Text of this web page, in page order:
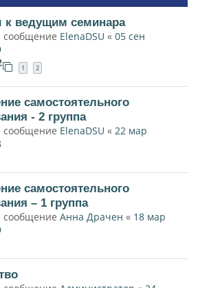
к ведущим семинара
сообщение ElenaDSU « 05 сен
1 2
самостоятельного
- 2 группа
сообщение ElenaDSU « 22 мар
самостоятельного
– 1 группа
сообщение Анна Драчен « 18 мар